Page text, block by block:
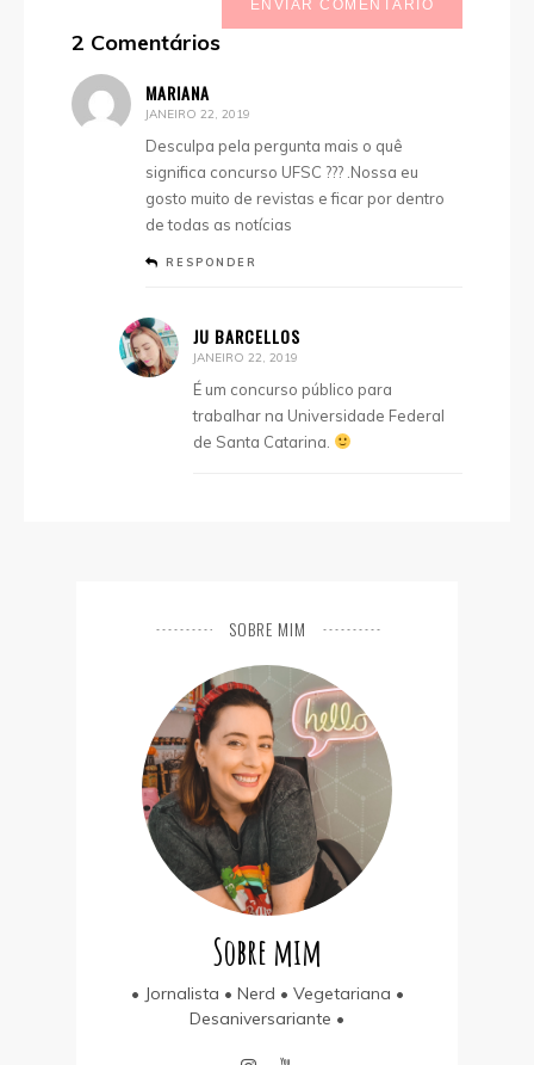
ENVIAR COMENTÁRIO
2 Comentários
MARIANA
JANEIRO 22, 2019
Desculpa pela pergunta mais o quê
significa concurso UFSC ??? .Nossa eu
gosto muito de revistas e ficar por dentro
de todas as notícias
RESPONDER
JU BARCELLOS
JANEIRO 22, 2019
É um concurso público para
trabalhar na Universidade Federal
de Santa Catarina.
SOBRE MIM
Sobre mim
• Jornalista • Nerd • Vegetariana •
Desaniversariante •